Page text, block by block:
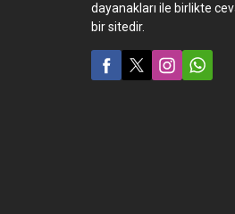
dayanakları ile birlikte
bir sitedir.